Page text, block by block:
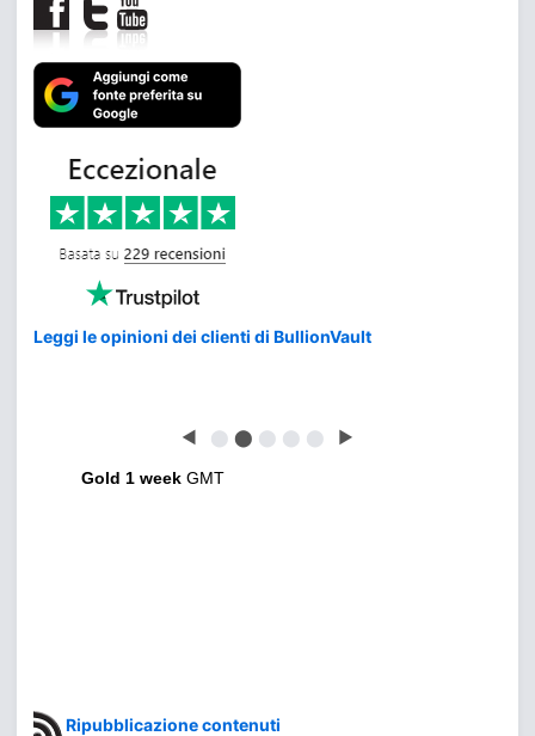
Leggi le opinioni dei clienti di BullionVault
◀ ⬤ ⬤ ⬤ ⬤ ⬤ ▶
Gold 1 week GMT
Ripubblicazione contenuti